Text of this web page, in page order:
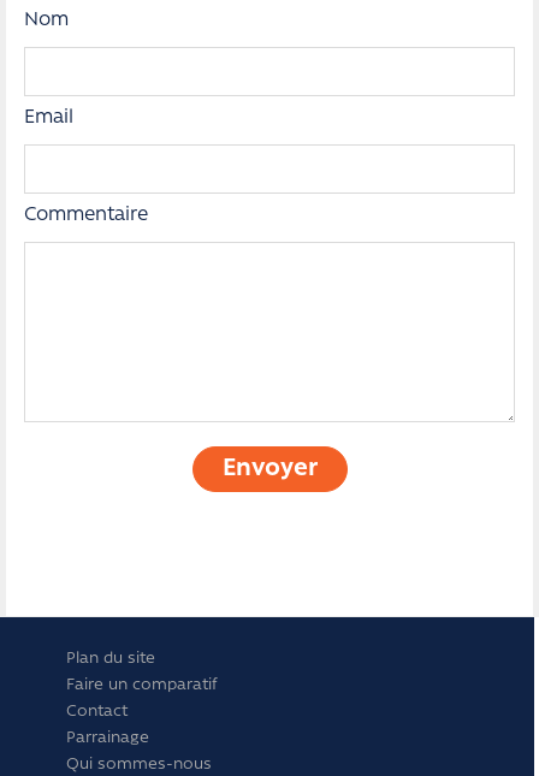
Nom
Email
Commentaire
Envoyer
Plan du site
Faire un comparatif
Contact
Parrainage
Qui sommes-nous